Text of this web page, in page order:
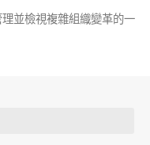
並檢視複雜組織變革的一